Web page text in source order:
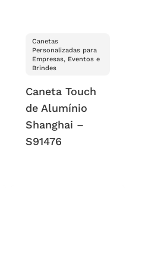
Canetas
Personalizadas para
Empresas, Eventos e
Brindes
Caneta Touch
de Alumínio
Shanghai –
S91476